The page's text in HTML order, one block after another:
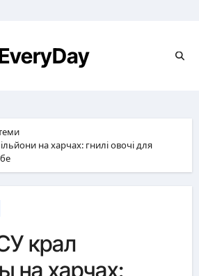
на харчах: гнилі овочі для
крал
на харчах: